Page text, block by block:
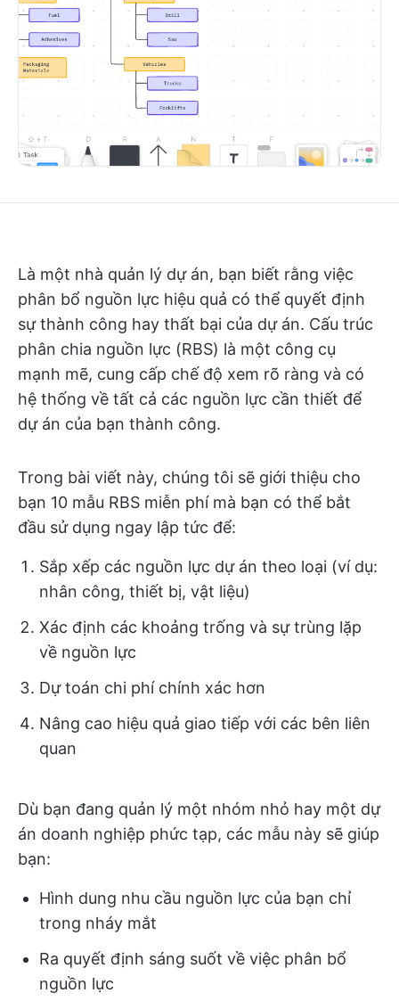
Là một nhà quản lý dự án, bạn biết rằng việc
phân bổ nguồn lực hiệu quả có thể quyết định
sự thành công hay thất bại của dự án. Cấu trúc
phân chia nguồn lực (RBS) là một công cụ
mạnh mẽ, cung cấp chế độ xem rõ ràng và có
hệ thống về tất cả các nguồn lực cần thiết để
dự án của bạn thành công.
Trong bài viết này, chúng tôi sẽ giới thiệu cho
bạn 10 mẫu RBS miễn phí mà bạn có thể bắt
đầu sử dụng ngay lập tức để:
Sắp xếp các nguồn lực dự án theo loại (ví dụ:
nhân công, thiết bị, vật liệu)
Xác định các khoảng trống và sự trùng lặp
về nguồn lực
Dự toán chi phí chính xác hơn
Nâng cao hiệu quả giao tiếp với các bên liên
quan
Dù bạn đang quản lý một nhóm nhỏ hay một dự
án doanh nghiệp phức tạp, các mẫu này sẽ giúp
bạn:
Hình dung nhu cầu nguồn lực của bạn chỉ
trong nháy mắt
Ra quyết định sáng suốt về việc phân bổ
nguồn lực